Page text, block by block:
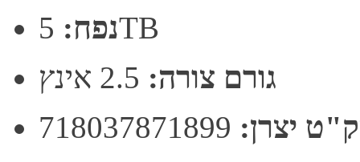
נפח:5TB
גורם צורה:
יצרן: